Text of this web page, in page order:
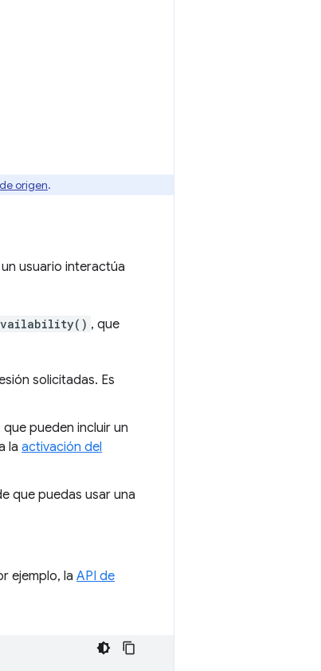
origen.
usuario interactúa
, que
solicitadas. Es
pueden incluir un
la activación del
que puedas usar una
ejemplo, la API de